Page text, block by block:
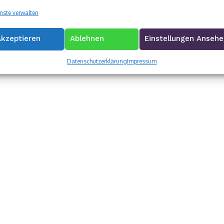
verwalten
Ablehnen Einstellungen
DatenschutzerklärungImpressum